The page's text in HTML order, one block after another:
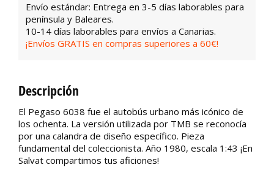
Envío estándar: Entrega en 3-5 días laborables para
península y Baleares.
10-14 días laborables para envíos a Canarias.
¡Envíos GRATIS en compras superiores a 60€!
Descripción
El Pegaso 6038 fue el autobús urbano más icónico de
los ochenta. La versión utilizada por TMB se reconocía
por una calandra de diseño específico. Pieza
fundamental del coleccionista. Año 1980, escala 1:43 ¡En
Salvat compartimos tus aficiones!